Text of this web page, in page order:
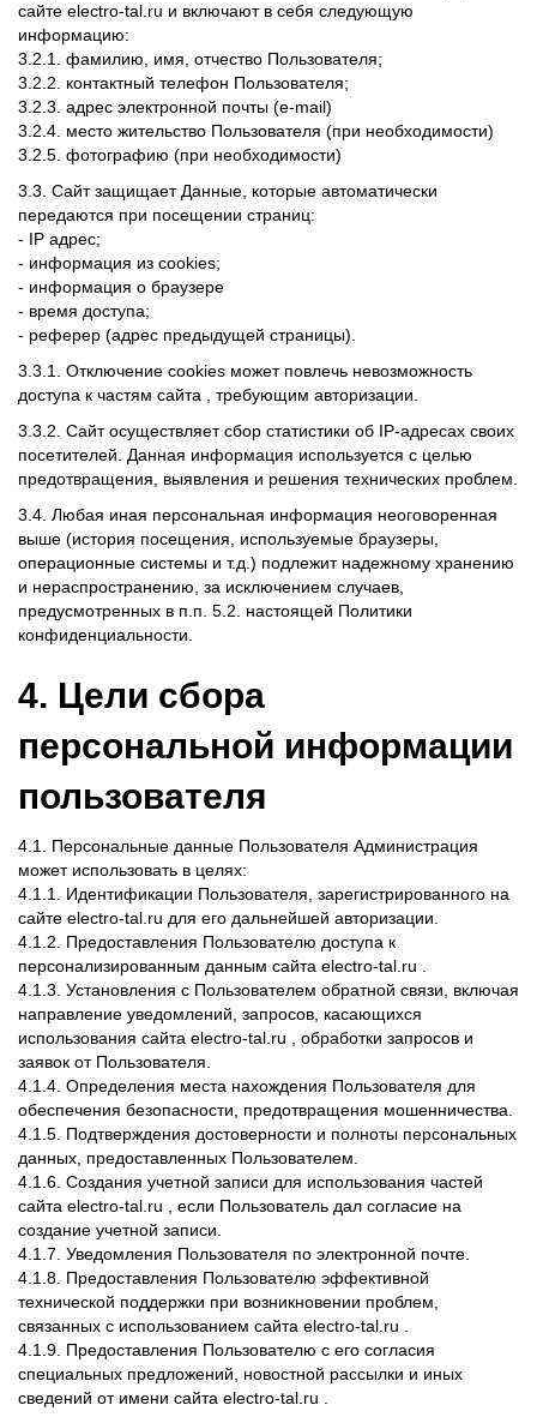
сайте electro-tal.ru и включают в себя следующую
информацию:
3.2.1. фамилию, имя, отчество Пользователя;
3.2.2. контактный телефон Пользователя;
3.2.3. адрес электронной почты (e-mail)
3.2.4. место жительство Пользователя (при необходимости)
3.2.5. фотографию (при необходимости)
3.3. Сайт защищает Данные, которые автоматически
передаются при посещении страниц:
- IP адрес;
- информация из cookies;
- информация о браузере
- время доступа;
- реферер (адрес предыдущей страницы).
3.3.1. Отключение cookies может повлечь невозможность
доступа к частям сайта , требующим авторизации.
3.3.2. Сайт осуществляет сбор статистики об IP-адресах своих
посетителей. Данная информация используется с целью
предотвращения, выявления и решения технических проблем.
3.4. Любая иная персональная информация неоговоренная
выше (история посещения, используемые браузеры,
операционные системы и т.д.) подлежит надежному хранению
и нераспространению, за исключением случаев,
предусмотренных в п.п. 5.2. настоящей Политики
конфиденциальности.
4. Цели сбора
персональной информации
пользователя
4.1. Персональные данные Пользователя Администрация
может использовать в целях:
4.1.1. Идентификации Пользователя, зарегистрированного на
сайте electro-tal.ru для его дальнейшей авторизации.
4.1.2. Предоставления Пользователю доступа к
персонализированным данным сайта electro-tal.ru .
4.1.3. Установления с Пользователем обратной связи, включая
направление уведомлений, запросов, касающихся
использования сайта electro-tal.ru , обработки запросов и
заявок от Пользователя.
4.1.4. Определения места нахождения Пользователя для
обеспечения безопасности, предотвращения мошенничества.
4.1.5. Подтверждения достоверности и полноты персональных
данных, предоставленных Пользователем.
4.1.6. Создания учетной записи для использования частей
сайта electro-tal.ru , если Пользователь дал согласие на
создание учетной записи.
4.1.7. Уведомления Пользователя по электронной почте.
4.1.8. Предоставления Пользователю эффективной
технической поддержки при возникновении проблем,
связанных с использованием сайта electro-tal.ru .
4.1.9. Предоставления Пользователю с его согласия
специальных предложений, новостной рассылки и иных
сведений от имени сайта electro-tal.ru .